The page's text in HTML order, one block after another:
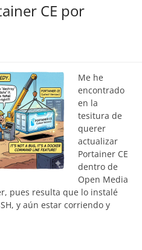
CE por
Me he
encontrado
en la
tesitura de
querer
actualizar
Portainer CE
dentro de
Open Media
pues resulta que lo instalé
y aún estar corriendo y